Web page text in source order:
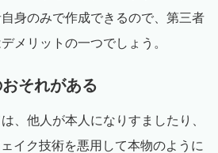
身のみで作成できるので、第三者
メリットの一つでしょう。
それがある
、他人が本人になりすましたり、
イク技術を悪用して本物のように